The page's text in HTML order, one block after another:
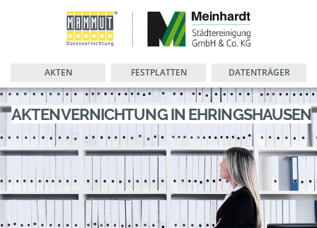
AKTEN FESTPLATTEN DATENTRÄGER
AKTENVERNICHTUNG IN EHRINGSHAUSEN